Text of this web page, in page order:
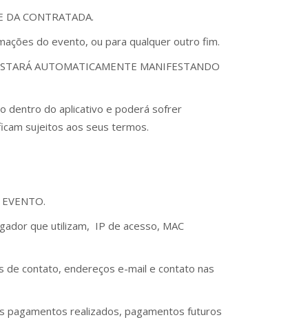
DA CONTRATADA.
do evento, ou para qualquer outro fim.
AUTOMATICAMENTE MANIFESTANDO
dentro do aplicativo e poderá sofrer
sujeitos aos seus termos.
que utilizam, IP de acesso, MAC
de contato, endereços e-mail e contato nas
pagamentos realizados, pagamentos futuros